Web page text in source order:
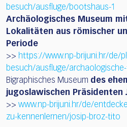
besuch/ausfluge/bootshaus-1
Archäologisches Museum
Lokalitäten aus römischer
Periode
>> https://www.np-brijuni.hr/de/
besuch/ausfluge/
Bigraphisches Museum des
jugoslawischen Präsidenten
>> www.np-brijuni.hr/de/
zu-kennenlernen/josip-broz-tito